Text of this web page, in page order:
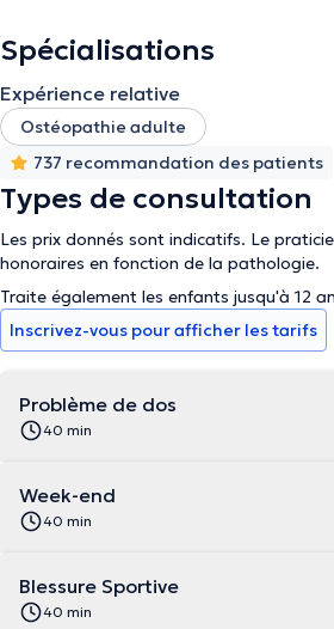
Spécialisations
Expérience relative
Ostéopathie adulte
737 recommandation des patients
Types de consultation
Les prix donnés sont indicatifs. Le
honoraires en fonction de la pathologie.
Traite également les enfants jusqu'à 12
Inscrivez-vous pour afficher les tarifs
Problème de dos
40 min
Week-end
40 min
Blessure Sportive
40 min